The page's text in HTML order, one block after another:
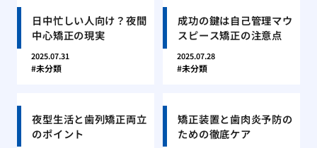
日中忙しい人向け？夜間
中心矯正の現実
2025.07.31
未分類
成功の鍵は自己管理マウ
スピース矯正の注意点
2025.07.28
未分類
夜型生活と歯列矯正両立
のポイント
矯正装置と歯肉炎予防の
ための徹底ケア